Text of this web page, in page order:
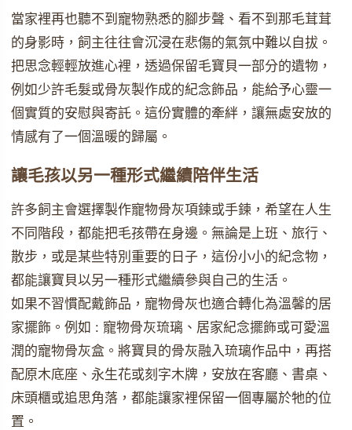
當家裡再也聽不到寵物熟悉的腳步聲、看不到那毛茸茸
的身影時，飼主往往會沉浸在悲傷的氣氛中難以自拔。
把思念輕輕放進心裡，透過保留毛寶貝一部分的遺物，
例如少許毛髮或骨灰製作成的紀念飾品，能給予心靈一
個實質的安慰與寄託。這份實體的牽絆，讓無處安放的
情感有了一個溫暖的歸屬。
讓毛孩以另一種形式繼續陪伴生活
許多飼主會選擇製作寵物骨灰項鍊或手鍊，希望在人生
不同階段，都能把毛孩帶在身邊。無論是上班、旅行、
散步，或是某些特別重要的日子，這份小小的紀念物，
都能讓寶貝以另一種形式繼續參與自己的生活。
如果不習慣配戴飾品，寵物骨灰也適合轉化為溫馨的居
家擺飾。例如 : 寵物骨灰琉璃、居家紀念擺飾或可愛溫
潤的寵物骨灰盒。將寶貝的骨灰融入琉璃作品中，再搭
配原木底座、永生花或刻字木牌，安放在客廳、書桌、
床頭櫃或追思角落，都能讓家裡保留一個專屬於牠的位
置。